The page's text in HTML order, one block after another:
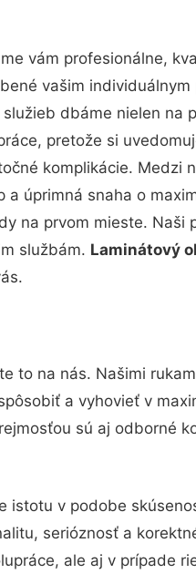
vám profesionálne,
vašim individuálnym
dbáme nielen na
pretože si
komplikácie. Medzi
úprimná snaha o
na prvom mieste. Naši
službám. Laminátový
to na nás. Našimi
a vyhovieť v
sú aj odborné
istotu v podobe
serióznosť a
ale aj v prípade